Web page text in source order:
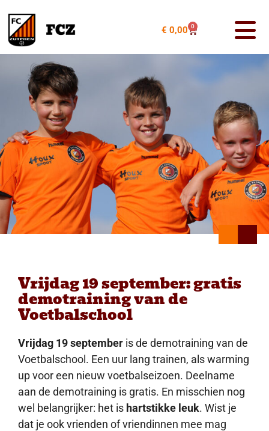
€ 0,00 0
Vrijdag 19 september: gratis
demotraining van de
Voetbalschool
Vrijdag 19 september is de demotraining van de
Voetbalschool. Een uur lang trainen, als warming
up voor een nieuw voetbalseizoen. Deelname
aan de demotraining is gratis. En misschien nog
wel belangrijker: het is hartstikke leuk. Wist je
dat je ook vrienden of vriendinnen mee mag